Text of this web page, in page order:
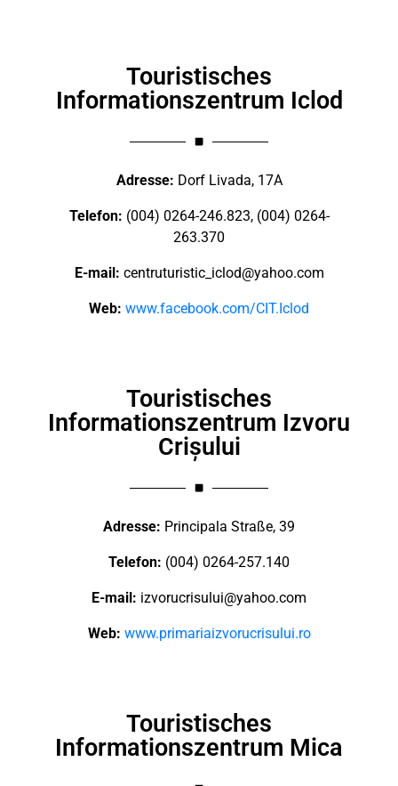
Touristisches
Informationszentrum Iclod
Adresse: Dorf Livada, 17A
Telefon: (004) 0264-246.823, (004) 0264-
263.370
E-mail: centruturistic_iclod@yahoo.com
Web: www.facebook.com/CIT.Iclod
Touristisches
Informationszentrum Izvoru
Crișului
Adresse: Principala Straße, 39
Telefon: (004) 0264-257.140
E-mail: izvorucrisului@yahoo.com
Web: www.primariaizvorucrisului.ro
Touristisches
Informationszentrum Mica